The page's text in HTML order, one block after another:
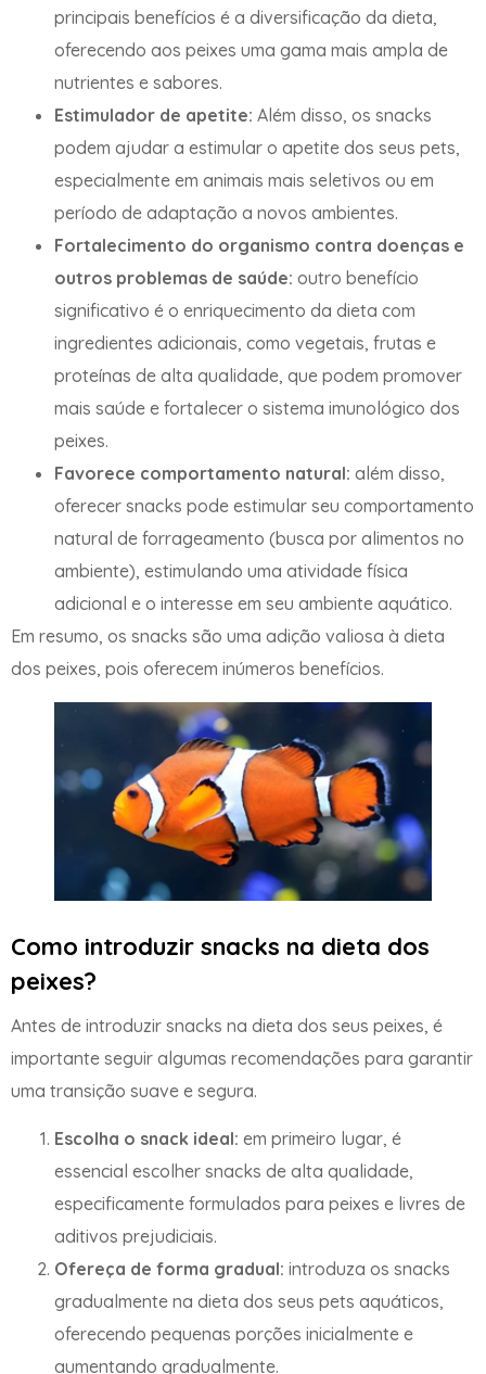
principais benefícios é a diversificação da dieta,
oferecendo aos peixes uma gama mais ampla de
nutrientes e sabores.
Estimulador de apetite: Além disso, os snacks
podem ajudar a estimular o apetite dos seus pets,
especialmente em animais mais seletivos ou em
período de adaptação a novos ambientes.
Fortalecimento do organismo contra doenças e
outros problemas de saúde: outro benefício
significativo é o enriquecimento da dieta com
ingredientes adicionais, como vegetais, frutas e
proteínas de alta qualidade, que podem promover
mais saúde e fortalecer o sistema imunológico dos
peixes.
Favorece comportamento natural: além disso,
oferecer snacks pode estimular seu comportamento
natural de forrageamento (busca por alimentos no
ambiente), estimulando uma atividade física
adicional e o interesse em seu ambiente aquático.
Em resumo, os snacks são uma adição valiosa à dieta
dos peixes, pois oferecem inúmeros benefícios.
Como introduzir snacks na dieta dos
peixes?
Antes de introduzir snacks na dieta dos seus peixes, é
importante seguir algumas recomendações para garantir
uma transição suave e segura.
Escolha o snack ideal: em primeiro lugar, é
essencial escolher snacks de alta qualidade,
especificamente formulados para peixes e livres de
aditivos prejudiciais.
Ofereça de forma gradual: introduza os snacks
gradualmente na dieta dos seus pets aquáticos,
oferecendo pequenas porções inicialmente e
aumentando gradualmente.